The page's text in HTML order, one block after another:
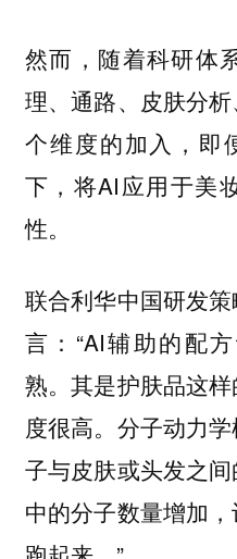
然而，随着科研体
理、通路、皮肤分
个维度的加入，即
下，将AI应用于美
性。
联合利华中国研发
言：“AI辅助的配
熟。其是护肤品这
度很高。分子动力
子与皮肤或头发之
中的分子数量增加